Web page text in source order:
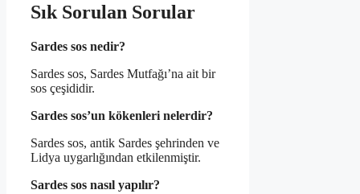
Sık Sorulan Sorular
Sardes sos nedir?
Sardes sos, Sardes Mutfağı’na ait bir
sos çeşididir.
Sardes sos’un kökenleri nelerdir?
Sardes sos, antik Sardes şehrinden ve
Lidya uygarlığından etkilenmiştir.
Sardes sos nasıl yapılır?